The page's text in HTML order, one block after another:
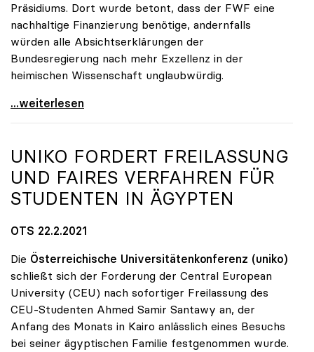
Präsidiums. Dort wurde betont, dass der FWF eine
nachhaltige Finanzierung benötige, andernfalls
würden alle Absichtserklärungen der
Bundesregierung nach mehr Exzellenz in der
heimischen Wissenschaft unglaubwürdig.
uniko über Wegfall von Förderungen des
...weiterlesen
UNIKO FORDERT FREILASSUNG
UND FAIRES VERFAHREN FÜR
STUDENTEN IN ÄGYPTEN
OTS 22.2.2021
Die Österreichische Universitätenkonferenz (uniko)
schließt sich der Forderung der Central European
University (CEU) nach sofortiger Freilassung des
CEU-Studenten Ahmed Samir Santawy an, der
Anfang des Monats in Kairo anlässlich eines Besuchs
bei seiner ägyptischen Familie festgenommen wurde.